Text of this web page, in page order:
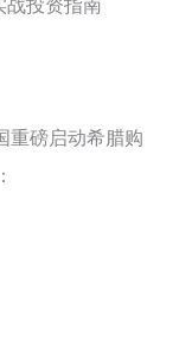
战投资指南
磅启动希腊购